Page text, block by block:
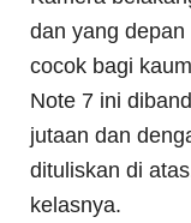
dan yang
cocok bagi
Note 7 ini
jutaan dan
dituliskan di
kelasnya.